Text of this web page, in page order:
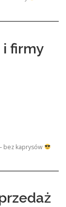
i firmy
bez kaprysów